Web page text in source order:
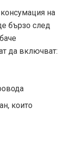
на
бързо след
да включват:
които